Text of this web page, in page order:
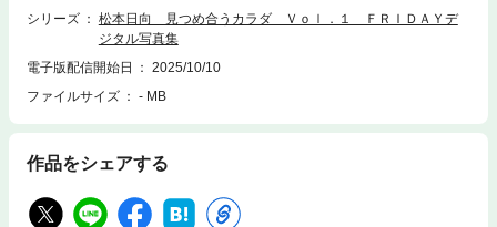
シリーズ
松本日向 見つめ合うカラダ Ｖｏｌ．１ ＦＲＩＤＡＹデ
ジタル写真集
電子版配信開始日
2025/10/10
ファイルサイズ
- MB
作品をシェアする